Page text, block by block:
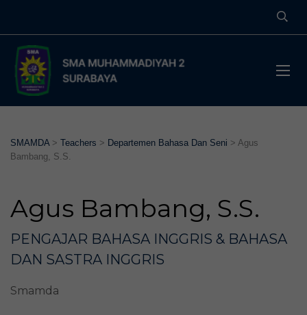
SMAMDA> Teachers > Departemen Bahasa Dan Seni > Agus
Bambang, S.S.
Agus Bambang, S.S.
PENGAJAR BAHASA INGGRIS & BAHASA
DAN SASTRA INGGRIS
Smamda